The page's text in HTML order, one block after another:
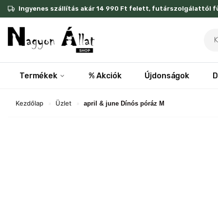
Skip
to
content
Ingyenes szállítás akár 14 990 Ft felett, futárszolgálattól
Termékek % Akciók Újdonságok
Kezdőlap Üzlet april & june Dínós póráz M